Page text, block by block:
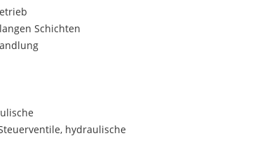
Schichten
hydraulische